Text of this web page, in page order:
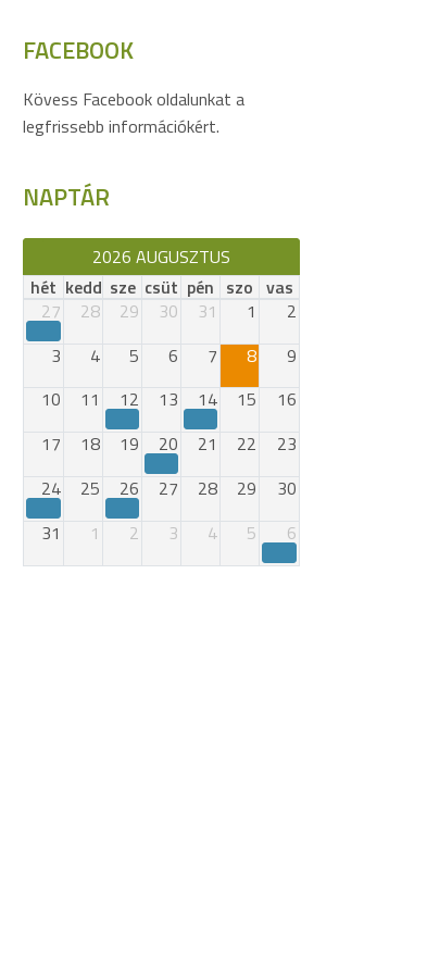
FACEBOOK
Kövess Facebook oldalunkat a
legfrissebb információkért.
NAPTÁR
2026 AUGUSZTUS
hét kedd sze csüt pén szo vas
27
28 29 30 31 1
2
3
4 5 6 7 8
9
10
11 12 13 14 15
16
17
18 19 20 21 22
23
24
25 26 27 28 29
30
31
1 2 3 4 5 6